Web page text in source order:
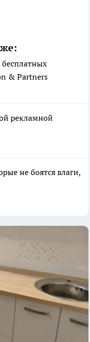
& Partners
рекламной
не боятся влаги,